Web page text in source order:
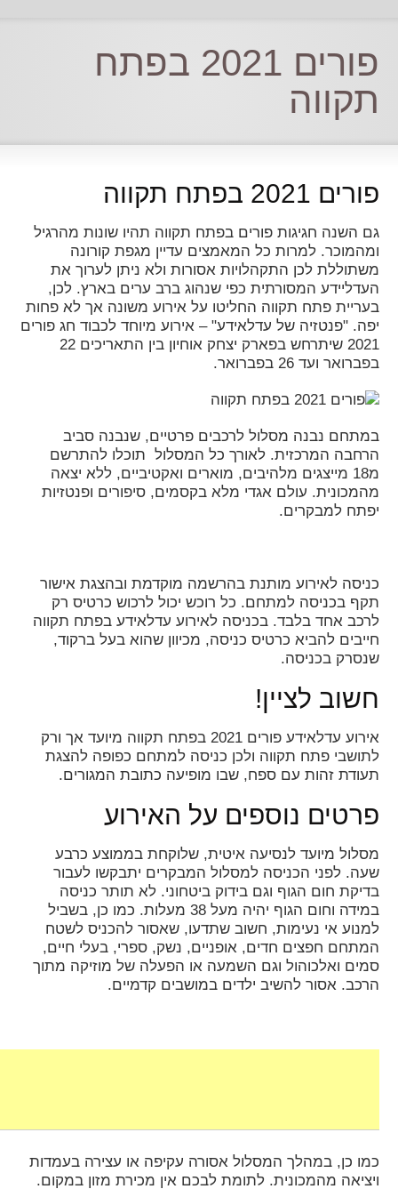
פורים 2021 בפתח
תקווה
פורים 2021 בפתח תקווה
גם השנה חגיגות פורים בפתח תקווה תהיו שונות מהרגיל
ומהמוכר. למרות כל המאמצים עדיין מגפת קורונה
משתוללת לכן התקהלויות אסורות ולא ניתן לערוך את
העדליידע המסורתית כפי שנהוג ברב ערים בארץ. לכן,
בעריית פתח תקווה החליטו על אירוע משונה אך לא פחות
יפה. "פנטזיה של עדלאידע" – אירוע מיוחד לכבוד חג פורים
2021 שיתרחש בפארק יצחק אוחיון בין התאריכים 22
בפברואר ועד 26 בפברואר.
במתחם נבנה מסלול לרכבים פרטיים, שנבנה סביב
הרחבה המרכזית. לאורך כל המסלול תוכלו להתרשם
מ18 מייצגים מלהיבים, מוארים ואקטיביים, ללא יצאה
מהמכונית. עולם אגדי מלא בקסמים, סיפורים ופנטזיות
יפתח למבקרים.
כניסה לאירוע מותנת בהרשמה מוקדמת ובהצגת אישור
תקף בכניסה למתחם. כל רוכש יכול לרכוש כרטיס רק
לרכב אחד בלבד. בכניסה לאירוע עדלאידע בפתח תקווה
חייבים להביא כרטיס כניסה, מכיוון שהוא בעל ברקוד,
שנסרק בכניסה.
חשוב לציין!
אירוע עדלאידע פורים 2021 בפתח תקווה מיועד אך ורק
לתושבי פתח תקווה ולכן כניסה למתחם כפופה להצגת
תעודת זהות עם ספח, שבו מופיעה כתובת המגורים.
פרטים נוספים על האירוע
מסלול מיועד לנסיעה איטית, שלוקחת בממוצע כרבע
שעה. לפני הכניסה למסלול המבקרים יתבקשו לעבור
בדיקת חום הגוף וגם בידוק ביטחוני. לא תותר כניסה
במידה וחום הגוף יהיה מעל 38 מעלות. כמו כן, בשביל
למנוע אי נעימות, חשוב שתדעו, שאסור להכניס לשטח
המתחם חפצים חדים, אופניים, נשק, ספרי, בעלי חיים,
סמים ואלכוהול וגם השמעה או הפעלה של מוזיקה מתוך
הרכב. אסור להשיב ילדים במושבים קדמיים.
כמו כן, במהלך המסלול אסורה עקיפה או עצירה בעמדות
ויציאה מהמכונית. לתומת לבכם אין מכירת מזון במקום.